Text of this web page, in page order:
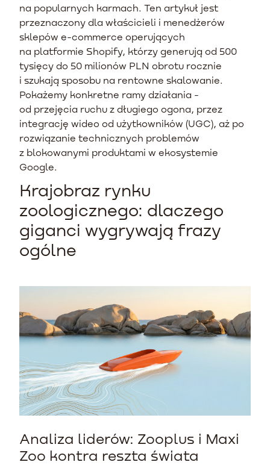
na popularnych karmach. Ten artykuł jest
przeznaczony dla właścicieli i menedżerów
sklepów e-commerce operujących
na platformie Shopify, którzy generują od 500
tysięcy do 50 milionów PLN obrotu rocznie
i szukają sposobu na rentowne skalowanie.
Pokażemy konkretne ramy działania -
od przejęcia ruchu z długiego ogona, przez
integrację wideo od użytkowników (UGC), aż po
rozwiązanie technicznych problemów
z blokowanymi produktami w ekosystemie
Google.
Krajobraz rynku
zoologicznego: dlaczego
giganci wygrywają frazy
ogólne
Analiza liderów: Zooplus i Maxi
Zoo kontra reszta świata